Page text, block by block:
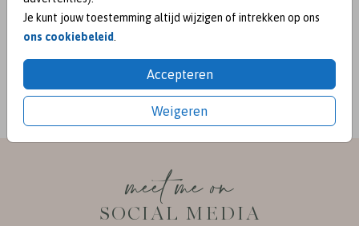
Je kunt jouw toestemming altijd wijzigen of intrekken op ons
ons cookiebeleid
Accepteren
Weigeren
BEKEND VAN:
meet me on
SOCIAL MEDIA